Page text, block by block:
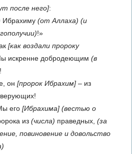
после него]:
Ибрахиму (от Аллаха) (и
!»
[как воздали пророку
искренне добродеющим (в
!
он [пророк Ибрахим] – из
его [Ибрахима] (вестью о
из (числа) праведных, (за
повиновение и довольство